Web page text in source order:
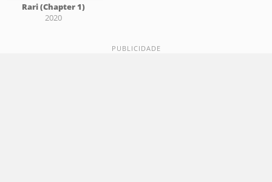
Rari (Chapter 1)
2020